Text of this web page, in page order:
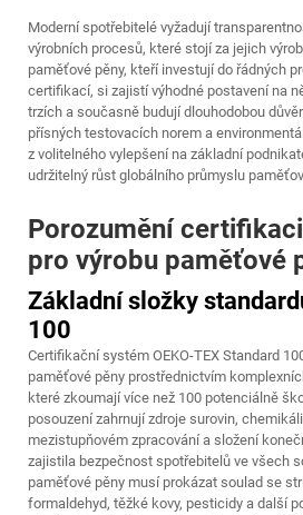
Moderní spotřebitelé vyžadují
výrobních procesů, které stojí za jejich
paměťové pěny, kteří investují do řádných
certifikací, si zajistí výhodné postavení na
trzích a současně budují dlouhodobou
přísných testovacích norem a
z volitelného vylepšení na základní
udržitelný růst globálního průmyslu
Porozumění certifikaci
pro výrobu paměťové
Základní složky
100
Certifikační systém OEKO-TEX Standard
paměťové pěny prostřednictvím
které zkoumají více než 100 potenciálně
posouzení zahrnují zdroje surovin,
mezistupňovém zpracování a složení
zajistila bezpečnost spotřebitelů ve všech
paměťové pěny musí prokázat soulad se
formaldehyd, těžké kovy, pesticidy a další